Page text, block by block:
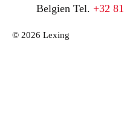
Belgien Tel. +32
© 2026 Lexing